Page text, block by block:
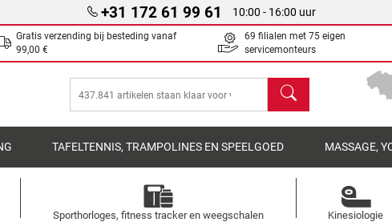
+31 172 61 99 61 10:00 - 16:00 uur
Gratis verzending bij besteding vanaf
99,00 €
69 filialen met 75 eigen
servicemonteurs
Zoeken
TAFELTENNIS, TRAMPOLINES EN SPEELGOED MASSAGE,
Sporthorloges, fitness tracker en weegschalen Kinesiologie